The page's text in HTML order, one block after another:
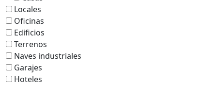
Locales
Oficinas
Edificios
Terrenos
Naves industriales
Garajes
Hoteles